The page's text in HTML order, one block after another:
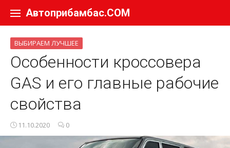
Автоприбамбас.COM
ВЫБИРАЕМ ЛУЧШЕЕ
Особенности кроссовера
GAS и его главные рабочие
свойства
11.10.2020 0